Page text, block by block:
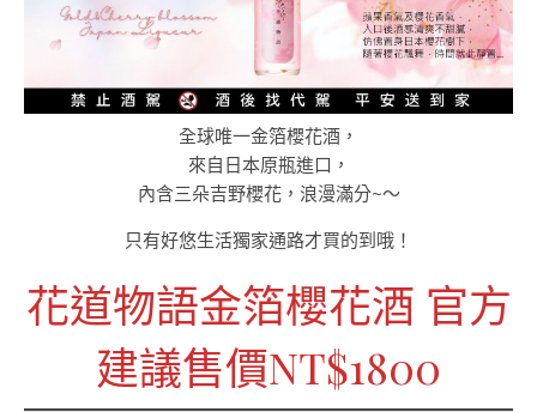
全球唯一金箔櫻花酒，
來自日本原瓶進口，
內含三朵吉野櫻花，浪漫滿分~～
只有好悠生活獨家通路才買的到哦！
花道物語金箔櫻花酒 官方
建議售價NT$1800